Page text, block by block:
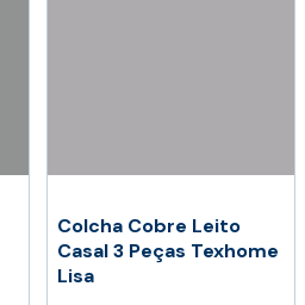
Colcha Cobre Leito
Casal 3 Peças Texhome
Lisa